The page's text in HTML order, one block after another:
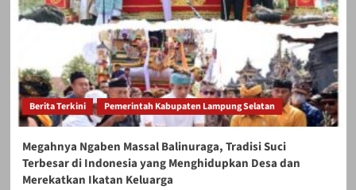
Berita Terkini Pemerintah Kabupaten Lampung Selatan
Megahnya Ngaben Massal Balinuraga, Tradisi Suci
Terbesar di Indonesia yang Menghidupkan Desa dan
Merekatkan Ikatan Keluarga